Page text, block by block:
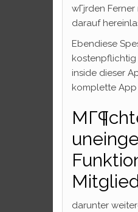
wГјrden
darauf
Ebendiese
kostenpflichtig
inside dieser
komplette App
darunter